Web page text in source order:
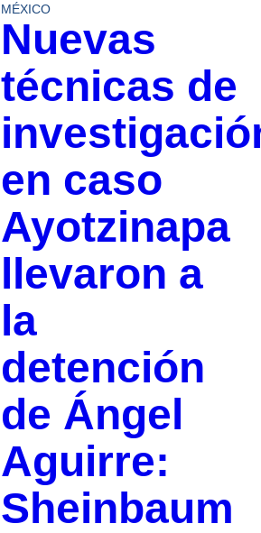
MÉXICO
Nuevas
técnicas de
en caso
Ayotzinapa
llevaron a
la
detención
de Ángel
Aguirre:
Sheinbaum